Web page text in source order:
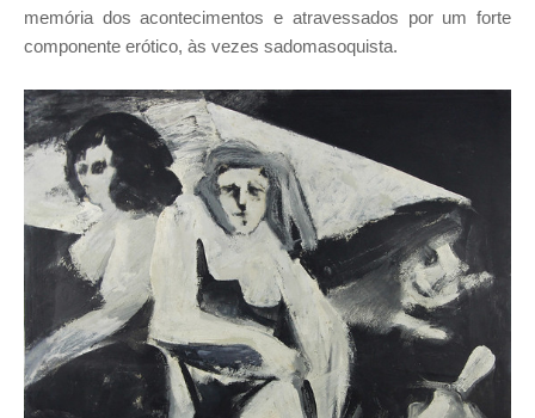
memória dos acontecimentos e atravessados por um forte
componente erótico, às vezes sadomasoquista.